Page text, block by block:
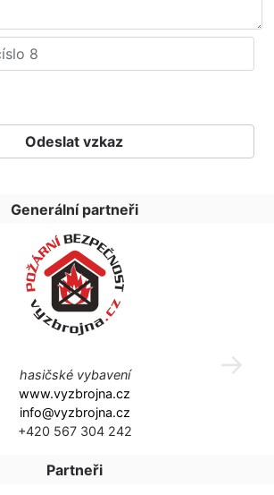
Generální partneři
hasičské vybavení
www.vyzbrojna.cz
info@vyzbrojna.cz
+420 567 304 242
Partneři